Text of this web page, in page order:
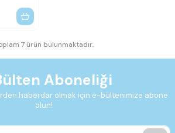
7 ürün bulunmaktadır.
Aboneliği
haberdar olmak için e-bültenimize abone
olun!